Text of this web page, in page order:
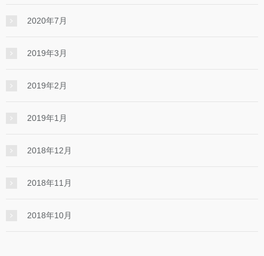
2020年7月
2019年3月
2019年2月
2019年1月
2018年12月
2018年11月
2018年10月